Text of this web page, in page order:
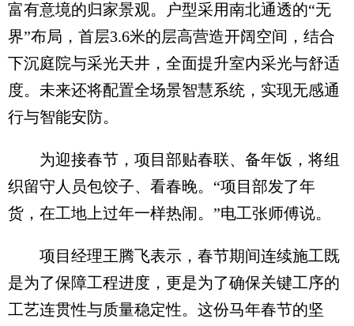
富有意境的归家景观。户型采用南北通透的“无
界”布局，首层3.6米的层高营造开阔空间，结合
下沉庭院与采光天井，全面提升室内采光与舒适
度。未来还将配置全场景智慧系统，实现无感通
行与智能安防。
为迎接春节，项目部贴春联、备年饭，将组
织留守人员包饺子、看春晚。“项目部发了年
货，在工地上过年一样热闹。”电工张师傅说。
项目经理王腾飞表示，春节期间连续施工既
是为了保障工程进度，更是为了确保关键工序的
工艺连贯性与质量稳定性。这份马年春节的坚